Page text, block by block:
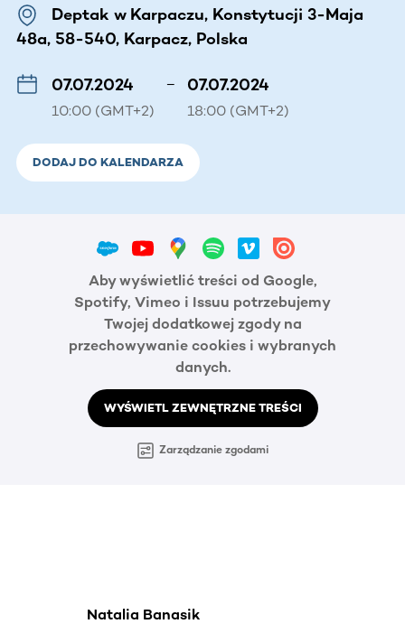
Deptak w Karpaczu, Konstytucji 3-Maja
48a, 58-540, Karpacz, Polska
07.07.2024
10:00 (GMT+2)
– 07.07.2024
18:00 (GMT+2)
DODAJ DO KALENDARZA
Aby wyświetlić treści od Google,
Spotify, Vimeo i Issuu potrzebujemy
Twojej dodatkowej zgody na
przechowywanie cookies i wybranych
danych.
WYŚWIETL ZEWNĘTRZNE TREŚCI
Zarządzanie zgodami
Natalia Banasik